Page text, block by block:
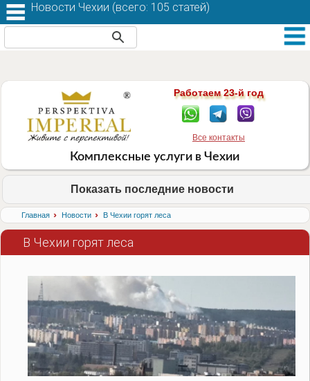
Работаем 23-й год
Все контакты
Комплексные услуги в Чехии
Показать последние новости
Главная › Новости › В Чехии горят леса
В Чехии горят леса
Новости Чехии (всего: 105 статей)